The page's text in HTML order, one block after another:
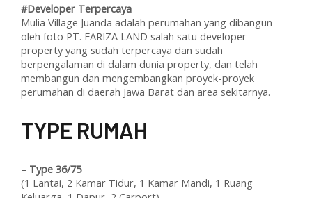
#Developer Terpercaya
Mulia Village Juanda adalah perumahan yang dibangun
oleh foto PT. FARIZA LAND salah satu developer
property yang sudah terpercaya dan sudah
berpengalaman di dalam dunia property, dan telah
membangun dan mengembangkan proyek-proyek
perumahan di daerah Jawa Barat dan area sekitarnya.
TYPE RUMAH
– Type 36/75
(1 Lantai, 2 Kamar Tidur, 1 Kamar Mandi, 1 Ruang